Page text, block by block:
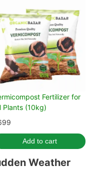
Fertilizer for
Plants (10kg)
Add to cart
Weather